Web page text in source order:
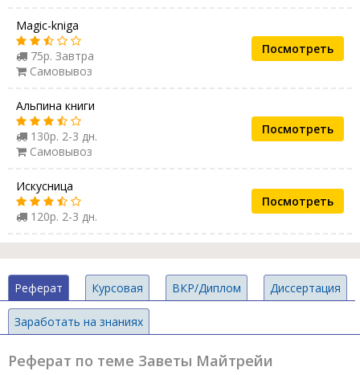
Magic-kniga
75р. Завтра
Самовывоз
Посмотреть
Альпина книги
130р. 2-3 дн.
Самовывоз
Посмотреть
Искусница
120р. 2-3 дн.
Посмотреть
Реферат Курсовая ВКР/Диплом Диссертация
Заработать на знаниях
Реферат по теме Заветы Майтрейи